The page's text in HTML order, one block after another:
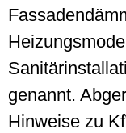
genannt.
Hinweise zu